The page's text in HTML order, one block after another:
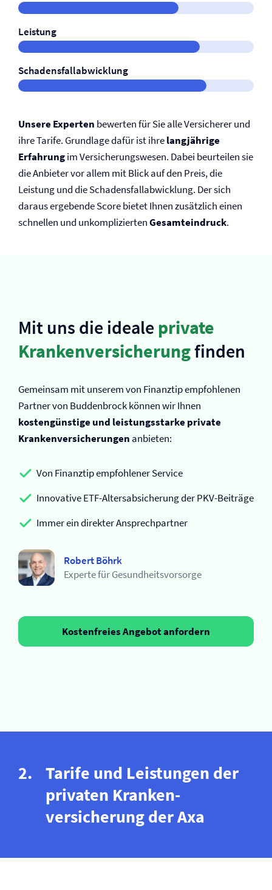
Leistung
Schadensfallabwicklung
Unsere Experten bewerten für Sie alle Versicherer und
ihre Tarife. Grundlage dafür ist ihrelangjährige
Erfahrungim Versicherungswesen. Dabei beurteilen sie
die Anbieter vor allem mit Blick auf den Preis, die
Leistung und die Schadensfallabwicklung. Der sich
daraus ergebende Score bietet Ihnen zusätzlich einen
schnellen und unkompliziertenGesamteindruck.
Mit uns die ideale private
Kranken­versicherungfinden
Gemeinsam mit unserem von Finanztip empfohlenen
Partner von Buddenbrock können wir Ihnen
kostengünstige und leistungsstarke private
Kranken­versicherungen anbieten:
Von Finanztip empfohlener Service
Innovative ETF-Altersabsicherung der PKV-Beiträge
Immer ein direkter Ansprechpartner
Robert Böhrk
Experte für Gesundheitsvorsorge
Kostenfreies Angebot anfordern
Tarife und Leistungen der
privaten Kranken­
versicherung der Axa